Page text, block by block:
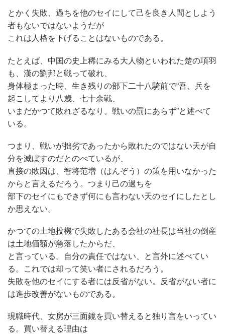
とかく失敗、過ちを他のセイにして己を良き人間としよう
者もないではないようだが
これは人格を下げることはないものである。
たとえば、中国の史上稀にみる大人物といわれた楚の項羽
も、漢の劉邦と戦って破れ、
身体極まった時、生き残りの部下二十八騎前で“吾、兵を
起こしてより八歳、七十余戦、
いまだかつて敗れざるなり。戦いの罰にあらず”と述べて
いる。
つまり、戦いが拙劣であったから敗れたのではない天が自
分を滅ぼすのだとのべているが、
直接の敗因は、智将范増（はんぞう）の策を用いなかった
からと言えるだろう。つまり己の過ちを
部下のセイにもできず何にも言わない天のセイにしたとし
か思えない。
かつての土地投機で失敗したある会社の社長は当社の倒産
は土地価額が急落したからだ、
と言っている。自分の責任ではない、と言外に述べてい
る。これでは却って笑い者にされるだろう。
失敗を他のセイにする者には反省がない。反省がない者に
は進歩改善がないものである。
現職時代、女房が三面鏡を買い替えると独り言をいってい
る。買い替える理由は